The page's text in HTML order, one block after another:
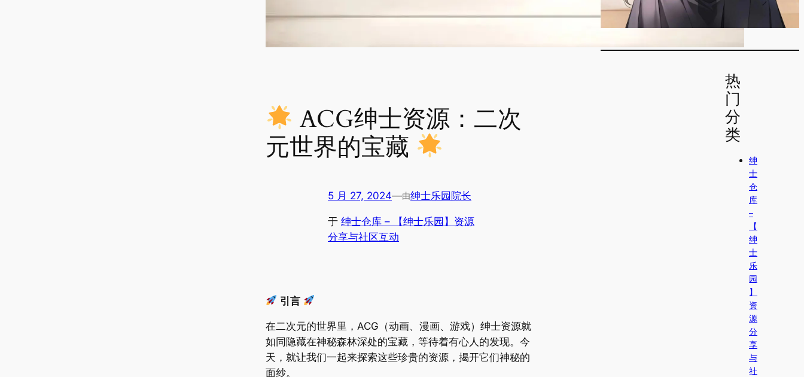
ACG绅士资源：二次
元世界的宝藏
5 月 27, 2024—由绅士乐园院长
于 绅士仓库 – 【绅士乐园】资源
分享与社区互动
引言
在二次元的世界里，ACG（动画、漫画、游戏）绅士资源就
如同隐藏在神秘森林深处的宝藏，等待着有心人的发现。今
天，就让我们一起来探索这些珍贵的资源，揭开它们神秘的
面纱。
热
门
分
类
绅
士
仓
库
–
【
绅
士
乐
园
】
资
源
分
享
与
社